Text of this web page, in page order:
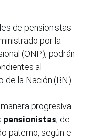
de pensionistas
por la
(ONP), podrán
al
de la Nación (BN).
progresiva
pensionistas, de
paterno, según el